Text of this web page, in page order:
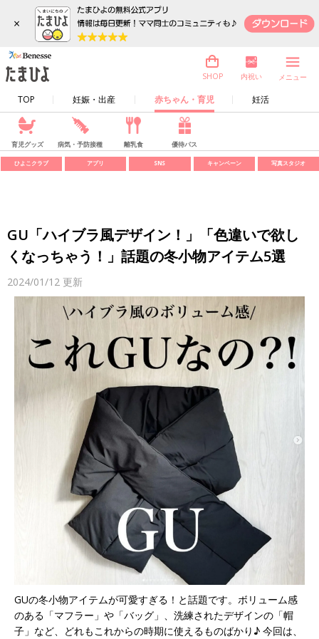
×
TOP 妊娠・出産 赤ちゃん・育児 妊活
SHOP 内祝い メニュー
育児グッズ 病気・予防接種 離乳食 優待パス
ひよこクラブ アプリ SNS キャンペーン 写真スタジオ
GU「ハイブラ風デザイン！」「色違いで欲し
くなっちゃう！」話題の冬小物アイテム5選
2024/01/12 更新
GUの冬小物アイテムが可愛すぎる！と話題です。ボリューム感
のある「マフラー」や「バッグ」、洗練されたデザインの「帽
子」など、どれもこれからの時期に使えるものばかり♪ 今回は、